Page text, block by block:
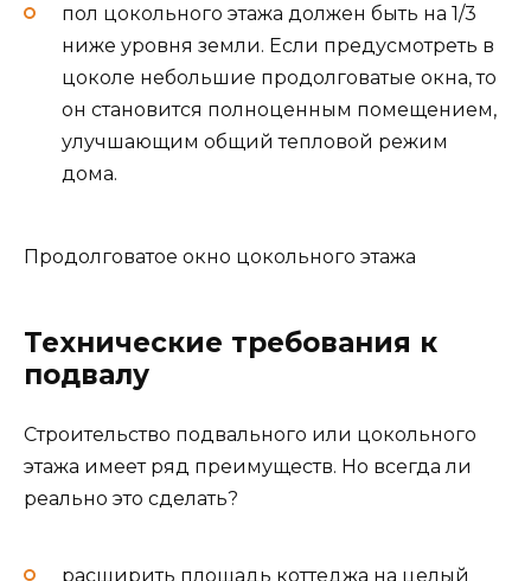
пол цокольного этажа должен быть на 1/3
ниже уровня земли. Если предусмотреть в
цоколе небольшие продолговатые окна, то
он становится полноценным помещением,
улучшающим общий тепловой режим
дома.
Продолговатое окно цокольного этажа
Технические требования к
подвалу
Строительство подвального или цокольного
этажа имеет ряд преимуществ. Но всегда ли
реально это сделать?
расширить площадь коттеджа на целый